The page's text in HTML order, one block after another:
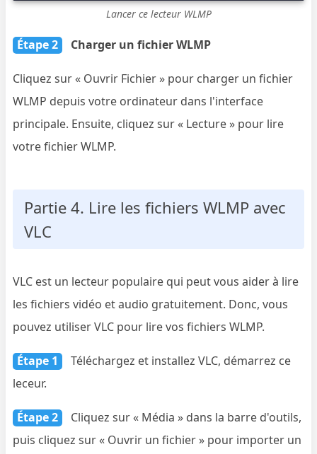
Lancer ce lecteur WLMP
Étape 2 Charger un fichier WLMP
Cliquez sur « Ouvrir Fichier » pour charger un fichier
WLMP depuis votre ordinateur dans l'interface
principale. Ensuite, cliquez sur « Lecture » pour lire
votre fichier WLMP.
Partie 4. Lire les fichiers WLMP avec
VLC
VLC est un lecteur populaire qui peut vous aider à lire
les fichiers vidéo et audio gratuitement. Donc, vous
pouvez utiliser VLC pour lire vos fichiers WLMP.
Étape 1
Téléchargez et installez VLC, démarrez ce
leceur.
Étape 2
Cliquez sur « Média » dans la barre d'outils,
puis cliquez sur « Ouvrir un fichier » pour importer un